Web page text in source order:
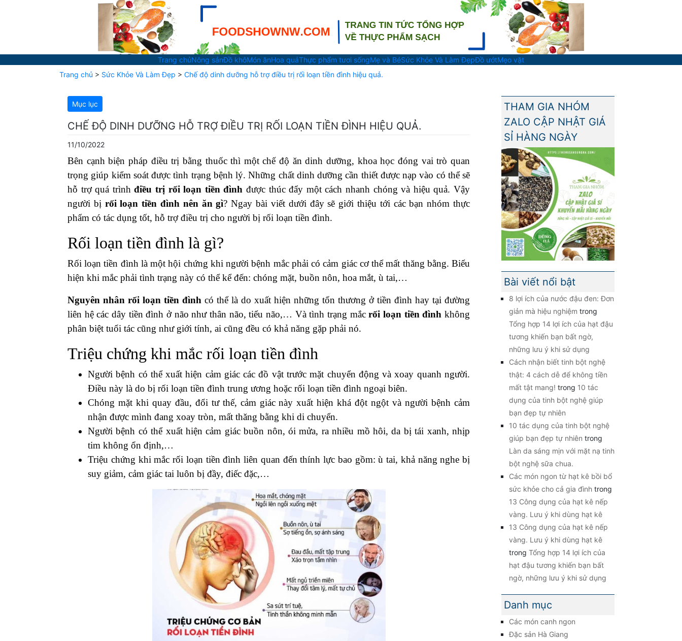
Trang chủNông sảnĐồ khôMón ănHoa quảThực phẩm tươi sốngMẹ và BéSức Khỏe Và Làm ĐẹpĐồ ướtMẹo vặt
Trang chủ > Sức Khỏe Và Làm Đẹp > Chế độ dinh dưỡng hỗ trợ điều trị rối loạn tiền đình hiệu quả.
Mục lục
CHẾ ĐỘ DINH DƯỠNG HỖ TRỢ ĐIỀU TRỊ RỐI LOẠN TIỀN ĐÌNH HIỆU QUẢ.
11/10/2022
Bên cạnh biện pháp điều trị bằng thuốc thì một chế độ ăn dinh dưỡng, khoa học đóng vai trò quan
trọng giúp kiểm soát được tình trạng bệnh lý. Những chất dinh dưỡng cần thiết được nạp vào có thể sẽ
hỗ trợ quá trìnhđiều trị rối loạn tiền đình được thúc đẩy một cách nhanh chóng và hiệu quả. Vậy
người bị rối loạn tiền đình nên ăn gì? Ngay bài viết dưới đây sẽ giới thiệu tới các bạn nhóm thực
phẩm có tác dụng tốt, hỗ trợ điều trị cho người bị rối loạn tiền đình.
Rối loạn tiền đình là gì?
Rối loạn tiền đình là một hội chứng khi người bệnh mắc phải có cảm giác cơ thể mất thăng bằng. Biểu
hiện khi mắc phải tình trạng này có thể kể đến: chóng mặt, buồn nôn, hoa mắt, ù tai,…
Nguyên nhân rối loạn tiền đình có thể là do xuất hiện những tổn thương ở tiền đình hay tại đường
liên hệ các dây tiền đình ở não như thân não, tiểu não,… Và tình trạng mắcrối loạn tiền đình không
phân biệt tuổi tác cũng như giới tính, ai cũng đều có khả năng gặp phải nó.
Triệu chứng khi mắc rối loạn tiền đình
Người bệnh có thể xuất hiện cảm giác các đồ vật trước mặt chuyển động và xoay quanh người.
Điều này là do bị rối loạn tiền đình trung ương hoặc rối loạn tiền đình ngoại biên.
Chóng mặt khi quay đầu, đổi tư thế, cảm giác này xuất hiện khá đột ngột và người bệnh cảm
nhận được mình đang xoay tròn, mất thăng bằng khi di chuyển.
Người bệnh có thể xuất hiện cảm giác buồn nôn, ói mửa, ra nhiều mồ hôi, da bị tái xanh, nhịp
tim không ổn định,…
Triệu chứng khi mắc rối loạn tiền đình liên quan đến thính lực bao gồm: ù tai, khả năng nghe bị
suy giảm, cảm giác tai luôn bị đầy, điếc đặc,…
THAM GIA NHÓM
ZALO CẬP NHẬT GIÁ
SỈ HÀNG NGÀY
Bài viết nổi bật
8 lợi ích của nước đậu đen: Đơn
giản mà hiệu nghiệm trong
Tổng hợp 14 lợi ích của hạt đậu
tương khiến bạn bất ngờ,
những lưu ý khi sử dụng
Cách nhận biết tinh bột nghệ
thật: 4 cách dễ để không tiền
mất tật mang! trong 10 tác
dụng của tinh bột nghệ giúp
bạn đẹp tự nhiên
10 tác dụng của tinh bột nghệ
giúp bạn đẹp tự nhiên trong
Làn da sáng mịn với mặt nạ tinh
bột nghệ sữa chua.
Các món ngon từ hạt kê bồi bổ
sức khỏe cho cả gia đình trong
13 Công dụng của hạt kê nếp
vàng. Lưu ý khi dùng hạt kê
13 Công dụng của hạt kê nếp
vàng. Lưu ý khi dùng hạt kê
trong Tổng hợp 14 lợi ích của
hạt đậu tương khiến bạn bất
ngờ, những lưu ý khi sử dụng
Danh mục
Các món canh ngon
Đặc sản Hà Giang